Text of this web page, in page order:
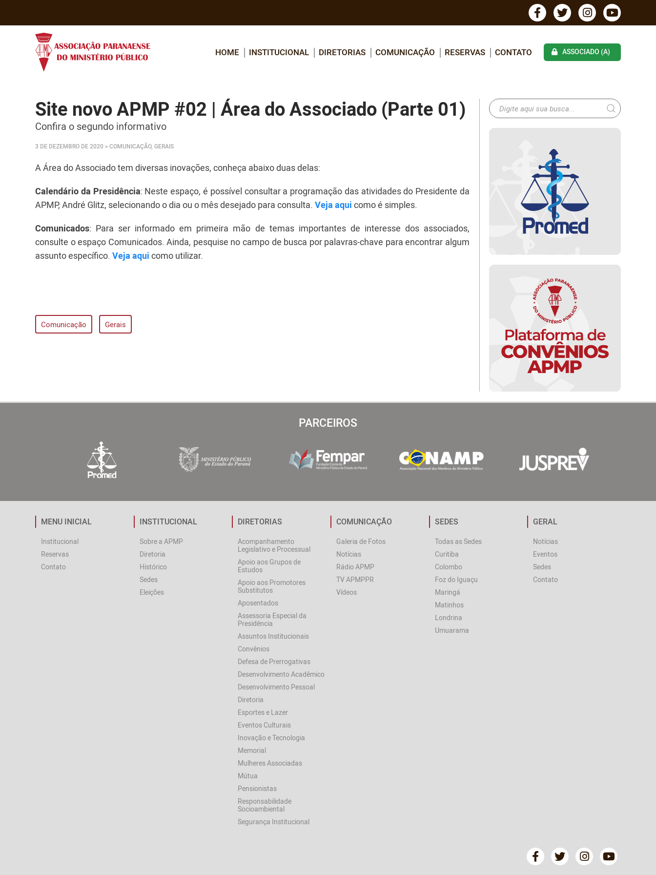
HOME INSTITUCIONAL DIRETORIAS COMUNICAÇÃO RESERVAS CONTATO ASSOCIADO (A)
Site novo APMP #02 | Área do Associado (Parte 01)
Confira o segundo informativo
3 DE DEZEMBRO DE 2020 > COMUNICAÇÃO, GERAIS
A Área do Associado tem diversas inovações, conheça abaixo duas delas:
Calendário da Presidência: Neste espaço, é possível consultar a programação das atividades do Presidente da
APMP, André Glitz, selecionando o dia ou o mês desejado para consulta. Veja aqui como é simples.
Comunicados: Para ser informado em primeira mão de temas importantes de interesse dos associados,
consulte o espaço Comunicados. Ainda, pesquise no campo de busca por palavras-chave para encontrar algum
assunto específico. Veja aqui como utilizar.
Comunicação Gerais
PARCEIROS
MENU INICIAL
Institucional
Reservas
Contato
INSTITUCIONAL
Sobre a APMP
Diretoria
Histórico
Sedes
Eleições
DIRETORIAS
Acompanhamento
Legislativo e Processual
Apoio aos Grupos de
Estudos
Apoio aos Promotores
Substitutos
Aposentados
Assessoria Especial da
Presidência
Assuntos Institucionais
Convênios
Defesa de Prerrogativas
Desenvolvimento Acadêmico
Desenvolvimento Pessoal
Diretoria
Esportes e Lazer
Eventos Culturais
Inovação e Tecnologia
Memorial
Mulheres Associadas
Mútua
Pensionistas
Responsabilidade
Socioambiental
Segurança Institucional
COMUNICAÇÃO
Galeria de Fotos
Notícias
Rádio APMP
TV APMPPR
Vídeos
SEDES
Todas as Sedes
Curitiba
Colombo
Foz do Iguaçu
Maringá
Matinhos
Londrina
Umuarama
GERAL
Notícias
Eventos
Sedes
Contato